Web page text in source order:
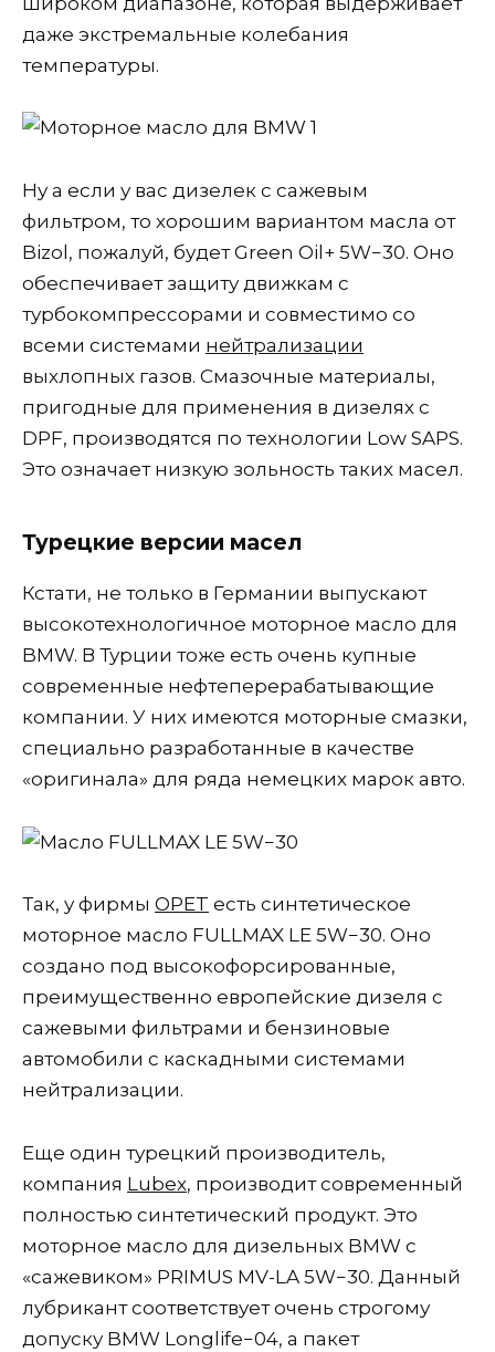
даже экстремальные колебания
температуры.
Ну а если у вас дизелек с сажевым
фильтром, то хорошим вариантом масла от
Bizol, пожалуй, будет Green Oil+ 5W−30. Оно
обеспечивает защиту движкам с
турбокомпрессорами и совместимо со
всеми системами нейтрализации
выхлопных газов. Смазочные материалы,
пригодные для применения в дизелях с
DPF, производятся по технологии Low SAPS.
Это означает низкую зольность таких масел.
Турецкие версии масел
Кстати, не только в Германии выпускают
высокотехнологичное моторное масло для
BMW. В Турции тоже есть очень купные
современные нефтеперерабатывающие
компании. У них имеются моторные смазки,
специально разработанные в качестве
«оригинала» для ряда немецких марок авто.
Так, у фирмы OPET есть синтетическое
моторное масло FULLMAX LE 5W−30. Оно
создано под высокофорсированные,
преимущественно европейские дизеля с
сажевыми фильтрами и бензиновые
автомобили с каскадными системами
нейтрализации.
Еще один турецкий производитель,
компания Lubex, производит современный
полностью синтетический продукт. Это
моторное масло для дизельных BMW с
«сажевиком» PRIMUS MV-LA 5W−30. Данный
лубрикант соответствует очень строгому
допуску BMW Longlife−04, а пакет